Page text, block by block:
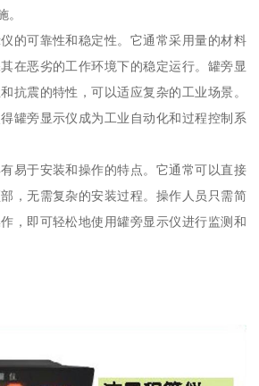
。
的可靠性和稳定性。它通常采用量的材料
在恶劣的工作环境下的稳定运行。罐旁显
抗震的特性，可以适应复杂的工业场景。
罐旁显示仪成为工业自动化和过程控制系
易于安装和操作的特点。它通常可以直接
，无需复杂的安装过程。操作人员只需简
，即可轻松地使用罐旁显示仪进行监测和